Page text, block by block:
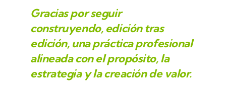
Gracias por seguir
construyendo, edición tras
edición, una práctica profesional
alineada con el propósito, la
estrategia y la creación de valor.